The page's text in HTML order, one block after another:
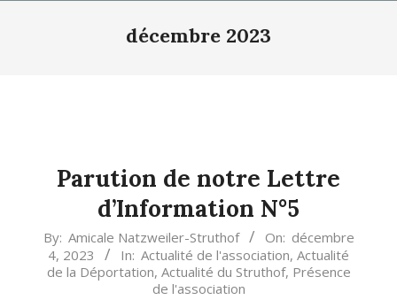
décembre 2023
Parution de notre Lettre
d’Information N°5
2023-
12-
04
By: Amicale Natzweiler-Struthof On: décembre
4, 2023
In: Actualité de l'association, Actualité
de la Déportation, Actualité du Struthof, Présence
de l'association